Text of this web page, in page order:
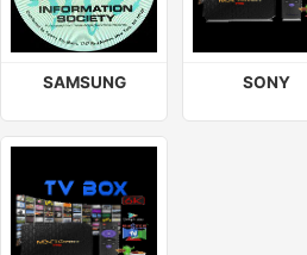
SAMSUNG
SONY